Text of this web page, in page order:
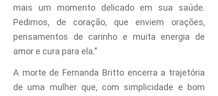
mais um momento delicado em sua saúde.
Pedimos, de coração, que enviem orações,
pensamentos de carinho e muita energia de
amor e cura para ela.”
A morte de Fernanda Britto encerra a trajetória
de uma mulher que, com simplicidade e bom